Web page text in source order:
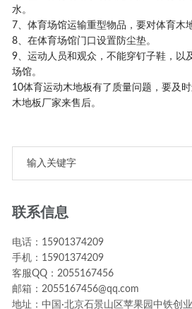
水。
7、体育场馆运输重型物品，要对体育木
8、在体育场馆门口设置防尘垫。
9、运动人员和观众，不能穿钉子鞋，以
场馆。
10体育运动木地板有了质量问题，要及
木地板厂家来售后。
联系信息
电话：15901374209
手机：15901374209
客服QQ：2055167456
邮箱：2055167456@qq.com
地址：中国·北京石景山区苹果园中铁创